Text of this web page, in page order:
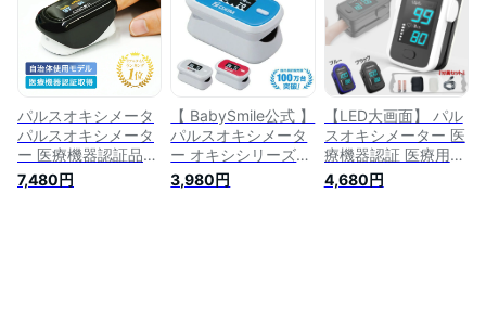
シメーター 医療用
家庭用 最新の豪華付
属品4点セット
シメーター 医療用
家庭用 最新の豪華付
属品4点セット
定 有機ELデイスプレ
イ 携帯便利 健康管
パルスオキシメータ
パルスオキシメータ
ー 医療機器認証品
遮光カバー付
MD300CN350ちゃ
7,480円
【 BabySmile公式 】
パルスオキシメータ
ー オキシシリーズS-
126 | 医療機器認証
品 脈拍計 酸素飽和
3,980円
【LED大画面】 パル
スオキシメーター 医
療機器認証 医療用
オキシメーター パル
スオキシメータ 血中
4,680円